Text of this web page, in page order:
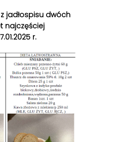
jadłospisu dwóch
najczęściej
.2025 r.